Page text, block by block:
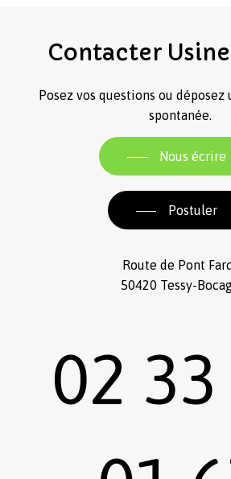
Contacter Usine
Posez vos questions ou déposez
spontanée.
Nous écrire
Postuler
Route de Pont
50420 Tessy-
02